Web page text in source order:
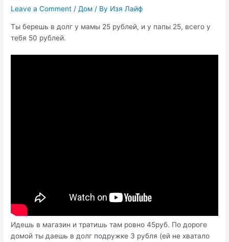
Leave a Comment / Дом / By Изя Лайф
Ты берешь в долг у мамы 25 рублей, и у папы 25, всего у
тебя 50 рублей.
Идешь в магазин и тратишь там ровно 45руб. По дороге
домой ты даешь в долг подружке 3 рубля (ей не хватало